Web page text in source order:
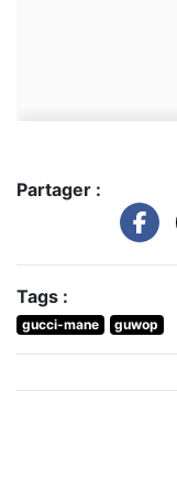
Partager :
Tags :
gucci-mane guwop